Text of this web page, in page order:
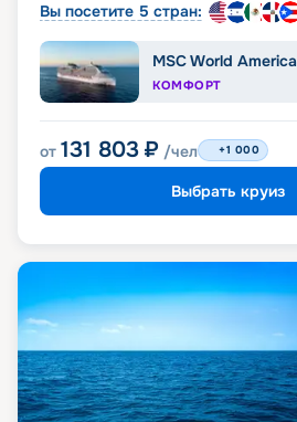
Вы посетите 5 стран:
MSC World America
КОМФОРТ
от 131 803 ₽ /чел +1 000
Выбрать круиз